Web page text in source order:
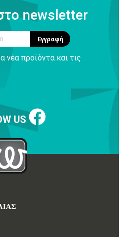
newsletter
Εγγραφή
νέα προϊόντα και τις
US